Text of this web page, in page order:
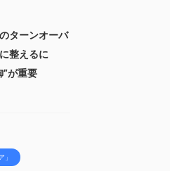
ターンオーバ
整えるに
”が重要
」